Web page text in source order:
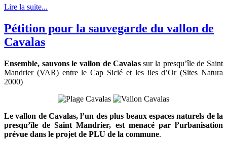
Lire la suite...
Pétition pour la sauvegarde du vallon de
Cavalas
Ensemble, sauvons le vallon de Cavalassur la presqu’île de Saint
Mandrier (VAR) entre le Cap Sicié et les iles d’Or (Sites Natura
2000)
Le vallon de Cavalas, l’un des plus beaux espaces naturels de la
presqu’île de Saint Mandrier, est menacé par l’urbanisation
prévue dans le projet de PLU de la commune.